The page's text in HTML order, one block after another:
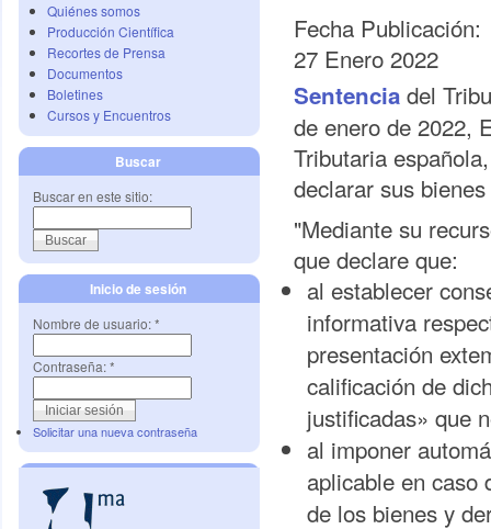
Quiénes somos
Producción Científica
Recortes de Prensa
Documentos
Boletines
Cursos y Encuentros
Buscar
Buscar en este sitio:
Inicio de sesión
Nombre de usuario:*
Contraseña:*
Solicitar una nueva contraseña
Fecha Publicación:
27 Enero 2022
Sentencia del
de enero de 2022,
Tributaria
declarar sus
"Mediante su
que declare que:
al establecer
informativa
presentación
calificación de
justificadas» que
al imponer
aplicable en caso
de los bienes y